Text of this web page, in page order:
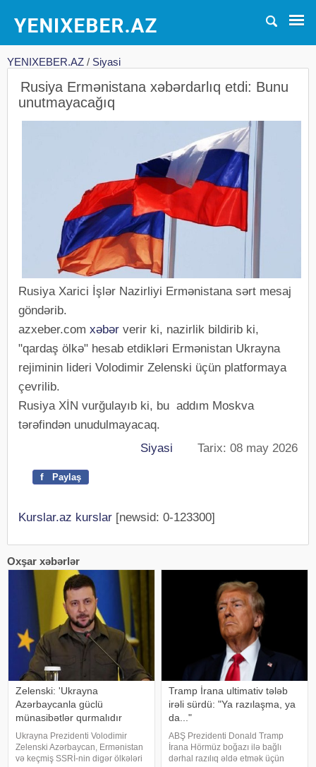
YENIXEBER.AZ / Siyasi
Rusiya Ermənistana xəbərdarlıq etdi: Bunu
unutmayacağıq
Rusiya Xarici İşlər Nazirliyi Ermənistana sərt mesaj
göndərib.
azxeber.com xəbər verir ki, nazirlik bildirib ki,
"qardaş ölkə" hesab etdikləri Ermənistan Ukrayna
rejiminin lideri Volodimir Zelenski üçün platformaya
çevrilib.
Rusiya XİN vurğulayıb ki, bu addım Moskva
tərəfindən unudulmayacaq.
Siyasi Tarix: 08 may 2026
f Paylaş
Kurslar.az kurslar [newsid: 0-123300]
Oxşar xəbərlər
Zelenski: 'Ukrayna
Azərbaycanla güclü
münasibətlər qurmalıdır
Ukrayna Prezidenti Volodimir
Zelenski Azərbaycan, Ermənistan
və keçmiş SSRİ-nin digər ölkələri
Tramp İrana ultimativ tələb
irəli sürdü: "Ya razılaşma, ya
da..."
ABŞ Prezidenti Donald Tramp
İrana Hörmüz boğazı ilə bağlı
dərhal razılıq əldə etmək üçün